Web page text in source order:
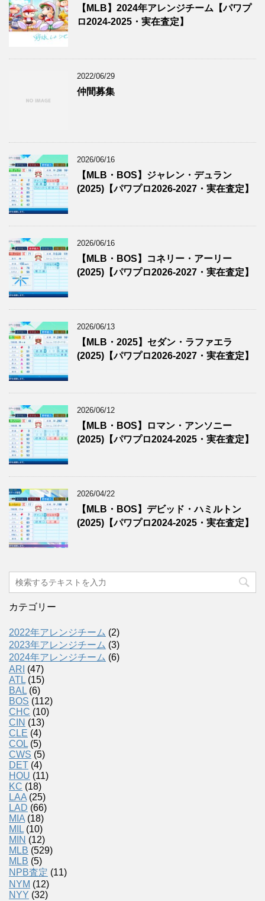
【MLB】2024年アレンジチーム【パワプ
ロ2024-2025・実在査定】
2022/06/29
仲間募集
2026/06/16
【MLB・BOS】ジャレン・デュラン
(2025)【パワプロ2026-2027・実在査定】
2026/06/16
【MLB・BOS】コネリー・アーリー
(2025)【パワプロ2026-2027・実在査定】
2026/06/13
【MLB・2025】セダン・ラファエラ
(2025)【パワプロ2026-2027・実在査定】
2026/06/12
【MLB・BOS】ロマン・アンソニー
(2025)【パワプロ2024-2025・実在査定】
2026/04/22
【MLB・BOS】デビッド・ハミルトン
(2025)【パワプロ2024-2025・実在査定】
カテゴリー
2022年アレンジチーム (2)
2023年アレンジチーム (3)
2024年アレンジチーム (6)
ARI (47)
ATL (15)
BAL (6)
BOS (112)
CHC (10)
CIN (13)
CLE (4)
COL (5)
CWS (5)
DET (4)
HOU (11)
KC (18)
LAA (25)
LAD (66)
MIA (18)
MIL (10)
MIN (12)
MLB (529)
MLB (5)
NPB査定 (11)
NYM (12)
NYY (32)